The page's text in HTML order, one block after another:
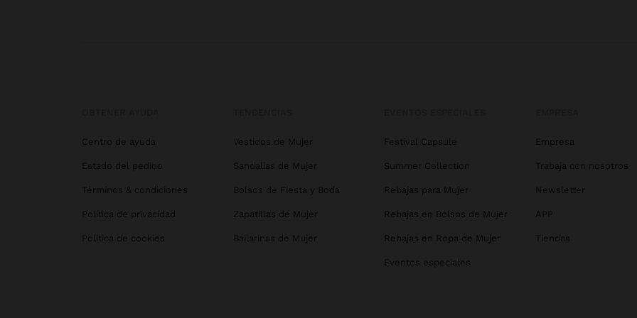
Centro de ayuda
Estado del pedido
Términos & condiciones
Política de privacidad
Política de cookies
Vestidos de Mujer
Sandalias de Mujer
Bolsos de Fiesta y Boda
Zapatillas de Mujer
Bailarinas de Mujer
Festival Capsule
Summer Collection
Rebajas para Mujer
Rebajas en Bolsos de Mujer
Rebajas en Ropa de Mujer
Eventos especiales
Empresa
Trabaja con nosotros
Newsletter
APP
Tiendas